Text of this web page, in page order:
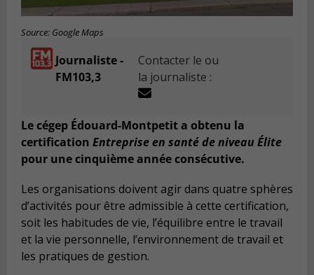
Source: Google Maps
Journaliste -
FM103,3
Contacter le ou
la journaliste :
Le cégep Édouard-Montpetit a obtenu la
certification Entreprise en santé de niveau Élite
pour une cinquième année consécutive.
Les organisations doivent agir dans quatre sphères
d’activités pour être admissible à cette certification,
soit les habitudes de vie, l’équilibre entre le travail
et la vie personnelle, l’environnement de travail et
les pratiques de gestion.